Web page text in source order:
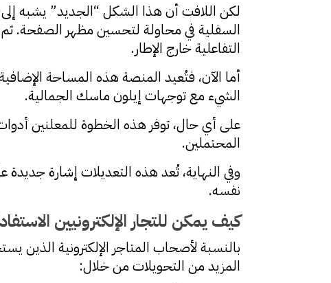
السفلية في محاولة لتحسين مظهر الصفحة.
التفاعلية خارج الإطار.
أما الآن، فتُعيد المنصة هذه المساحة
الشيء مع توجهات إيلون ماسك الجمالية.
على أي حال، توفر هذه الخطوة للمعلنين
المحتملين.
نفسه.
كيف يمكن للتجار الإلكترونيين
المزيد من التحويلات من خلال: